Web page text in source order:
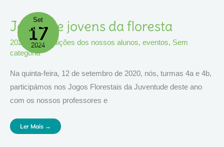
Set
17
2024
Jogos de jovens da floresta
2024 ,Contribuições dos nossos alunos, eventos, Sem
categoria
Na quinta-feira, 12 de setembro de 2020, nós, turmas 4a e 4b,
participámos nos Jogos Florestais da Juventude deste ano
com os nossos professores e
Jogos
De
Jovens
Floresta
Ler Mais →